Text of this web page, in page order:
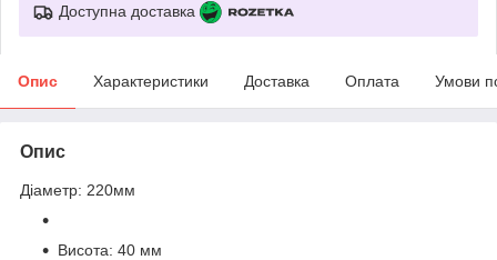
Доступна доставка
Опис Характеристики Доставка Оплата Умови
Опис
Діаметр: 220мм
Висота: 40 мм